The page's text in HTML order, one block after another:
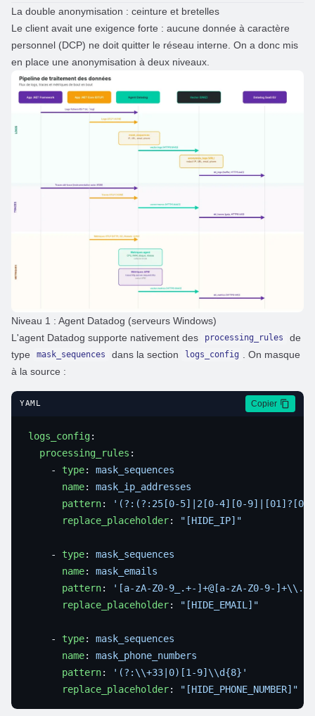
La double anonymisation : ceinture et bretelles
Le client avait une exigence forte : aucune donnée à caractère
personnel (DCP) ne doit quitter le réseau interne. On a donc mis
en place une anonymisation à deux niveaux.
Niveau 1 : Agent Datadog (serveurs Windows)
L'agent Datadog supporte nativement des
processing_rules
de
type
mask_sequences dans la section logs_config
. On masque
à la source :
YAML Copier
logs_config
  processing_rules
    -
type:
      name
:
      pattern
:
      replace_placeholder
:
    -
type:
      name
:
      pattern
:
      replace_placeholder
:
    -
type:
      name
:
      pattern
:
      replace_placeholder
: